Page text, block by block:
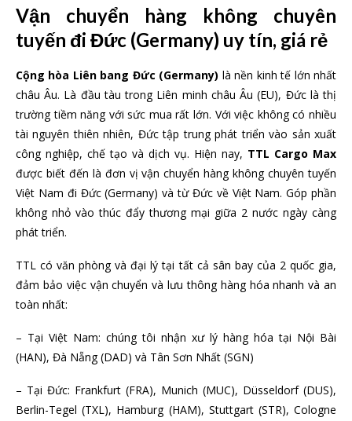
Vận chuyển hàng không chuyên
tuyến đi Đức (Germany) uy tín, giá rẻ
Cộng hòa Liên bang Đức (Germany) là nền kinh tế lớn nhất
châu Âu. Là đầu tàu trong Liên minh châu Âu (EU), Đức là thị
trường tiềm năng với sức mua rất lớn. Với việc không có nhiều
tài nguyên thiên nhiên, Đức tập trung phát triển vào sản xuất
công nghiệp, chế tạo và dịch vụ. Hiện nay, TTL Cargo Max
được biết đến là đơn vị vận chuyển hàng không chuyên tuyến
Việt Nam đi Đức (Germany) và từ Đức về Việt Nam. Góp phần
không nhỏ vào thúc đẩy thương mại giữa 2 nước ngày càng
phát triển.
TTL có văn phòng và đại lý tại tất cả sân bay của 2 quốc gia,
đảm bảo việc vận chuyển và lưu thông hàng hóa nhanh và an
toàn nhất:
– Tại Việt Nam: chúng tôi nhận xư lý hàng hóa tại Nội Bài
(HAN), Đà Nẵng (DAD) và Tân Sơn Nhất (SGN)
– Tại Đức: Frankfurt (FRA), Munich (MUC), Düsseldorf (DUS),
Berlin-Tegel (TXL), Hamburg (HAM), Stuttgart (STR), Cologne